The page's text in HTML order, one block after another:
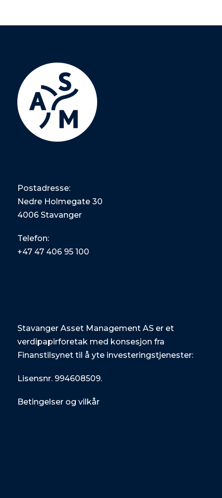
Postadresse:
Nedre Holmegate 30
4006 Stavanger
Telefon:
+47 47 406 95 100
Stavanger Asset Management AS er et
verdipapirforetak med konsesjon fra
Finanstilsynet til å yte investeringstjenester:
Lisensnr. 994608509.
Betingelser og vilkår